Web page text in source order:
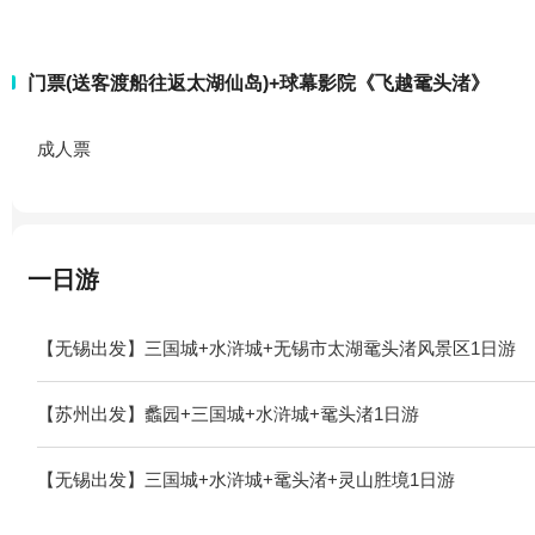
门票(送客渡船往返太湖仙岛)+球幕影院《飞越鼋头渚》
成人票
一日游
【无锡出发】三国城+水浒城+无锡市太湖鼋头渚风景区1日游
【苏州出发】蠡园+三国城+水浒城+鼋头渚1日游
【无锡出发】三国城+水浒城+鼋头渚+灵山胜境1日游